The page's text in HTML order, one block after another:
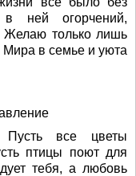
ней огорчений,
Желаю только лишь
Мира в семье и уюта
все цветы
птицы поют для
тебя, а любовь